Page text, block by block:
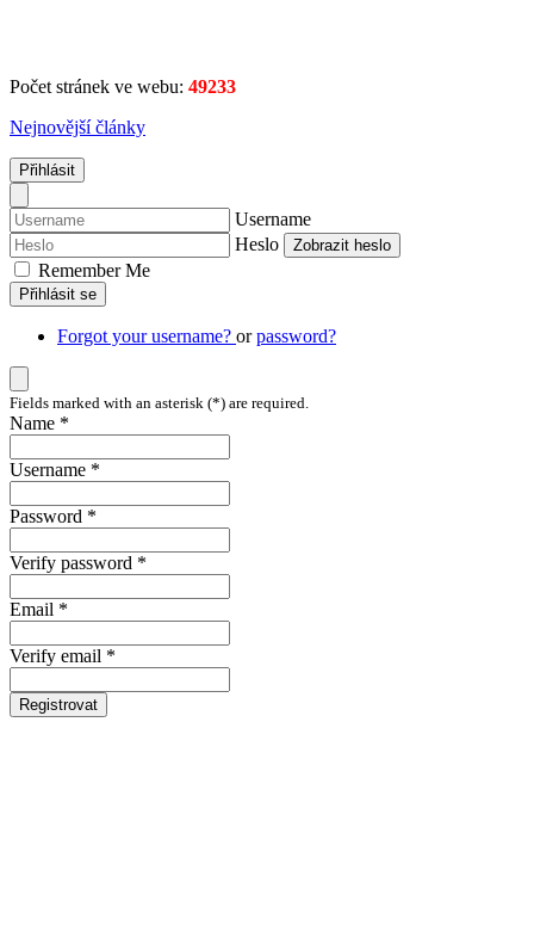
Počet stránek ve webu: 49233
Nejnovější články
Přihlásit
Username
Heslo
Zobrazit heslo
Remember Me
Přihlásit se
Forgot your username? orpassword?
Fields marked with an asterisk (*) are required.
Name *
Username *
Password *
Verify password *
Email *
Verify email *
Registrovat